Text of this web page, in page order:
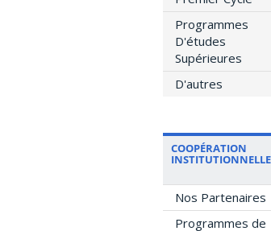
Programmes
D'études
Supérieures
D'autres
COOPÉRATION
INSTITUTIONNELLE
Nos Partenaires
Programmes de